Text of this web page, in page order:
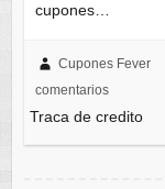
cupones…
Cupones Fever
comentarios
Traca de credito